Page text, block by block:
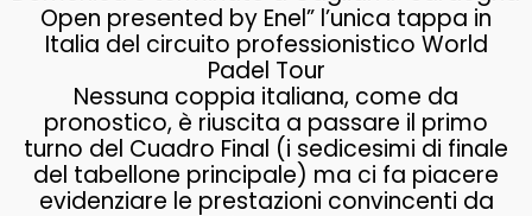
Open presented by Enel” l’unica tappa in
Italia del circuito professionistico World
Padel Tour
Nessuna coppia italiana, come da
pronostico, è riuscita a passare il primo
turno del Cuadro Final (i sedicesimi di finale
del tabellone principale) ma ci fa piacere
evidenziare le prestazioni convincenti da